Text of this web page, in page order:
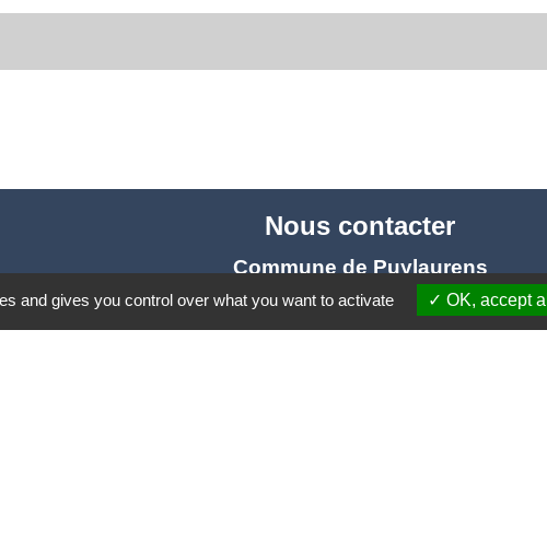
Nous contacter
Commune de Puylaurens
1 rue de la Mairie
81700 Puylaurens - FRANCE
and gives you control over what you want to activate OK, accept all